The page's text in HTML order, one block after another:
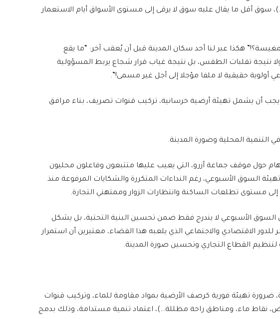
سوق أقل ما يقال عليه سوق لا يرقى إلى مستوى الأسواق أيام الاستعمار
هكذا عبر لنا أحد سكان المدينة قبل أن يُعقب آخر: “ما يقع
نتيجة تقلبات الطقس، بل نتيجة غياب قرار شجاع يربط المسؤولية
أولوية حقيقية لا ملفا مؤجلا إلى أجل غير مسمى!”.
أن يشمل تهيئة أرضية خرسانية، تركيب قنوات تصريف، بناء مرافق
التنمية المحلية وصورة المدينة.
حول موقف جماعة أزرو، التي يعيب عليها متتبعون وفاعلون محليون
السوق الأسبوعي، رغم النداءات المتكررة والشكايات المرفوعة منذ
مستوى تطلعات الساكنة وانتظارات الزوار وممتهني التجارة.
السوق الأسبوعي لا يندرج فقط ضمن تحسين البنية التحتية، بل يشكل
للدور الاقتصادي والاجتماعي الذي يلعبه هذا الفضاء، معتبرين أن استمرار
القطاع التجاري وتحسين صورة المدينة.
ضرورة تهيئة فورية كرصف الأرضية بمواد مقاومة للماء، وتركيب قنوات
نقاط ماء، ومناطق راحة مظللة…)، اعتماد تنمية مستدامة، وذلك بدمج